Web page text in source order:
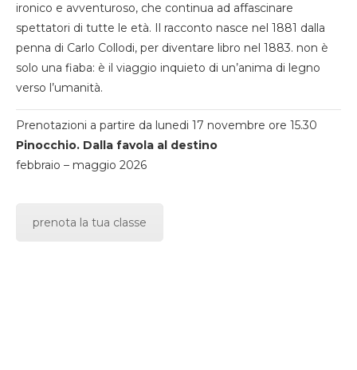
ironico e avventuroso, che continua ad affascinare
spettatori di tutte le età. Il racconto nasce nel 1881 dalla
penna di Carlo Collodi, per diventare libro nel 1883. non è
solo una fiaba: è il viaggio inquieto di un’anima di legno
verso l’umanità.
Prenotazioni a partire da lunedi 17 novembre ore 15.30
Pinocchio. Dalla favola al destino
febbraio – maggio 2026
prenota la tua classe